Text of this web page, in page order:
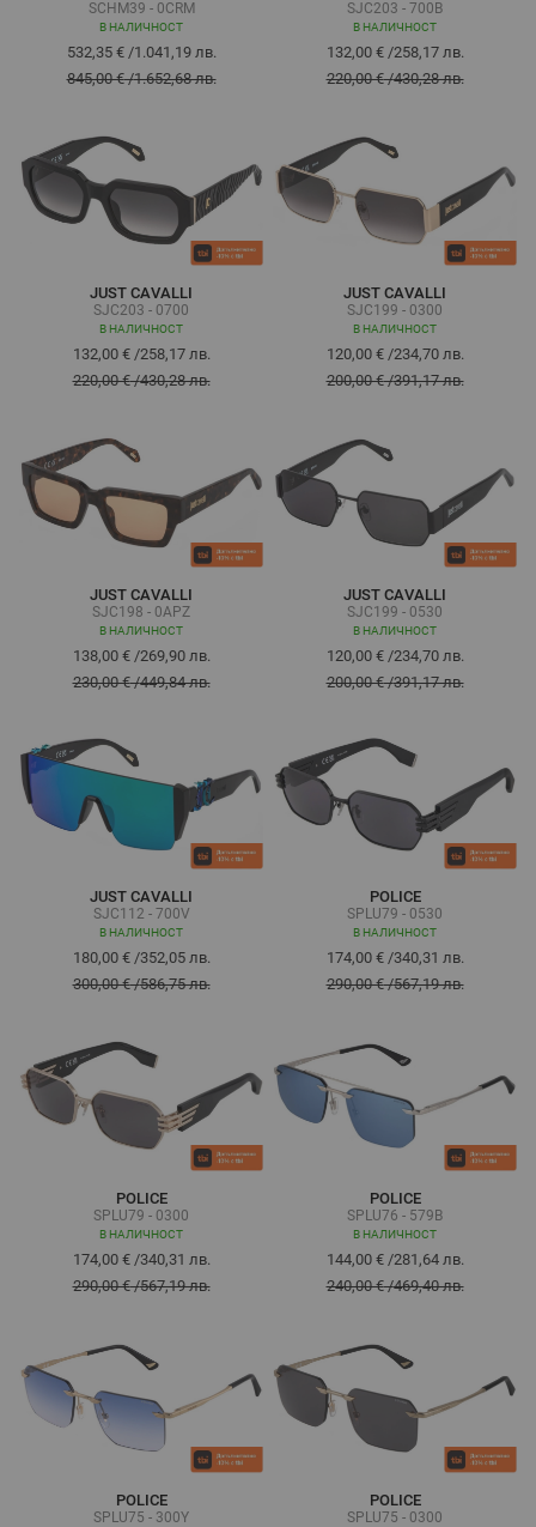
SCHM39 - 0CRM
В НАЛИЧНОСТ
532,35 €/1.041,19 лв.
845,00 €/1.652,68 лв.
SJC203 - 700B
В НАЛИЧНОСТ
132,00 €/258,17 лв.
220,00 €/430,28 лв.
JUST CAVALLI
SJC203 - 0700
В НАЛИЧНОСТ
132,00 €/258,17 лв.
220,00 €/430,28 лв.
JUST CAVALLI
SJC199 - 0300
В НАЛИЧНОСТ
120,00 €/234,70 лв.
200,00 €/391,17 лв.
JUST CAVALLI
SJC198 - 0APZ
В НАЛИЧНОСТ
138,00 €/269,90 лв.
230,00 €/449,84 лв.
JUST CAVALLI
SJC199 - 0530
В НАЛИЧНОСТ
120,00 €/234,70 лв.
200,00 €/391,17 лв.
JUST CAVALLI
SJC112 - 700V
В НАЛИЧНОСТ
180,00 €/352,05 лв.
300,00 €/586,75 лв.
POLICE
SPLU79 - 0530
В НАЛИЧНОСТ
174,00 €/340,31 лв.
290,00 €/567,19 лв.
POLICE
SPLU79 - 0300
В НАЛИЧНОСТ
174,00 €/340,31 лв.
290,00 €/567,19 лв.
POLICE
SPLU76 - 579B
В НАЛИЧНОСТ
144,00 €/281,64 лв.
240,00 €/469,40 лв.
POLICE
SPLU75 - 300Y
POLICE
SPLU75 - 0300